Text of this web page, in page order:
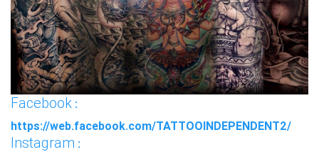
Facebook :
https://web.facebook.com/TATTOOINDEPENDENT2/
Instagram :